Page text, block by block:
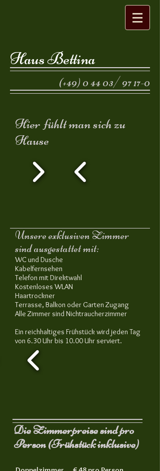
Haus Bettina
(+49) 0 44 03/ 97 17-0
Hier fühlt man sich zu
Hause
Unsere exklusiven Zimmer
sind ausgestattet mit:
​WC und Dusche
Kabelfernsehen
Telefon mit Direktwahl
Kostenloses WLAN
Haartrockner
Terrasse, Balkon oder Garten Zugang
Alle Zimmer sind Nichtraucherzimmer
Ein reichhaltiges Frühstück wird jeden Tag
von 6.30 Uhr bis 10.00 Uhr serviert.
Die Zimmerpreise sind pro
Person (Frühstück inklusive)